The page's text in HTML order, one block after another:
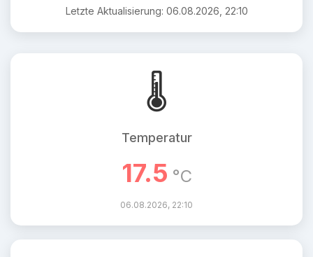
Letzte Aktualisierung: 06.08.2026, 22:10
🌡️
Temperatur
17.5 °C
06.08.2026, 22:10